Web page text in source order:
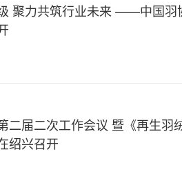
聚力共筑行业未来 ——中国羽
二届二次工作会议 暨《再生羽
绍兴召开